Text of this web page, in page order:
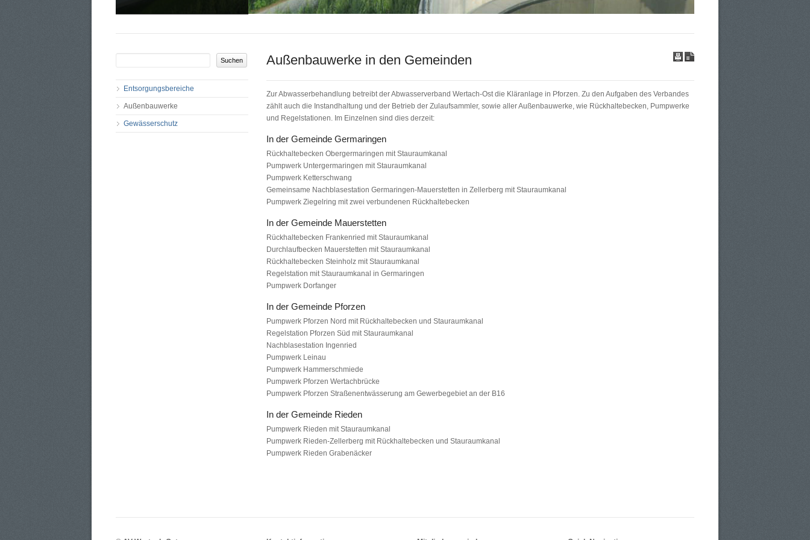
Außenbauwerke in den Gemeinden
Zur Abwasserbehandlung betreibt der Abwasserverband Wertach-Ost die Kläranlage in Pforzen. Zu den Aufgaben des Verbandes
zählt auch die Instandhaltung und der Betrieb der Zulaufsammler, sowie aller Außenbauwerke, wie Rückhaltebecken, Pumpwerke
und Regelstationen. Im Einzelnen sind dies derzeit:
In der Gemeinde Germaringen
Rückhaltebecken Obergermaringen mit Stauraumkanal
Pumpwerk Untergermaringen mit Stauraumkanal
Pumpwerk Ketterschwang
Gemeinsame Nachblasestation Germaringen-Mauerstetten in Zellerberg mit Stauraumkanal
Pumpwerk Ziegelring mit zwei verbundenen Rückhaltebecken
In der Gemeinde Mauerstetten
Rückhaltebecken Frankenried mit Stauraumkanal
Durchlaufbecken Mauerstetten mit Stauraumkanal
Rückhaltebecken Steinholz mit Stauraumkanal
Regelstation mit Stauraumkanal in Germaringen
Pumpwerk Dorfanger
In der Gemeinde Pforzen
Pumpwerk Pforzen Nord mit Rückhaltebecken und Stauraumkanal
Regelstation Pforzen Süd mit Stauraumkanal
Nachblasestation Ingenried
Pumpwerk Leinau
Pumpwerk Hammerschmiede
Pumpwerk Pforzen Wertachbrücke
Pumpwerk Pforzen Straßenentwässerung am Gewerbegebiet an der B16
In der Gemeinde Rieden
Pumpwerk Rieden mit Stauraumkanal
Pumpwerk Rieden-Zellerberg mit Rückhaltebecken und Stauraumkanal
Pumpwerk Rieden Grabenäcker
Entsorgungsbereiche
Außenbauwerke
Gewässerschutz